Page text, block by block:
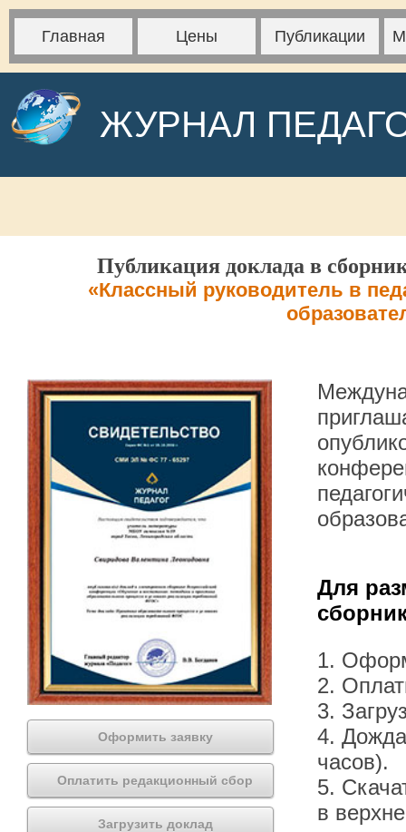
Главная Цены Публикации
ЖУРНАЛ
Публикация доклада в
«Классный руководитель в
Оформить заявку
Оплатить редакционный сбор
Загрузить доклад
Для
1.
2.
3.
4.
часов).
5.
в